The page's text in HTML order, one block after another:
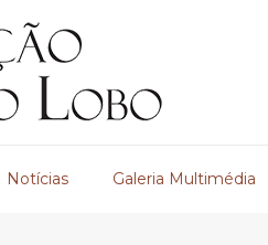
Notícias Galeria Multimédia